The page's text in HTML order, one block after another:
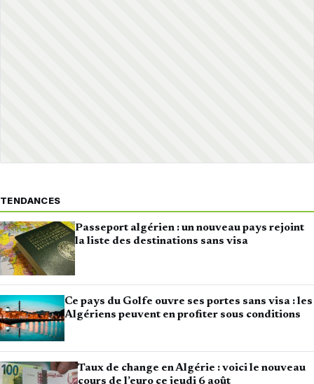
TENDANCES
Passeport algérien : un nouveau pays rejoint
la liste des destinations sans visa
Ce pays du Golfe ouvre ses portes sans visa : les
Algériens peuvent en profiter sous conditions
Taux de change en Algérie : voici le nouveau
cours de l’euro ce jeudi 6 août